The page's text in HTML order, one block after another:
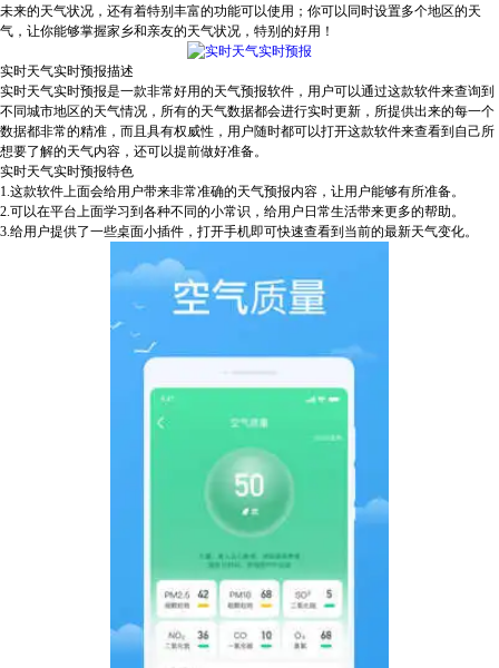
未来的天气状况，还有着特别丰富的功能可以使用；你可以同时设置多个地区的天
气，让你能够掌握家乡和亲友的天气状况，特别的好用！
实时天气实时预报描述
实时天气实时预报是一款非常好用的天气预报软件，用户可以通过这款软件来查询到
不同城市地区的天气情况，所有的天气数据都会进行实时更新，所提供出来的每一个
数据都非常的精准，而且具有权威性，用户随时都可以打开这款软件来查看到自己所
想要了解的天气内容，还可以提前做好准备。
实时天气实时预报特色
1.这款软件上面会给用户带来非常准确的天气预报内容，让用户能够有所准备。
2.可以在平台上面学习到各种不同的小常识，给用户日常生活带来更多的帮助。
3.给用户提供了一些桌面小插件，打开手机即可快速查看到当前的最新天气变化。